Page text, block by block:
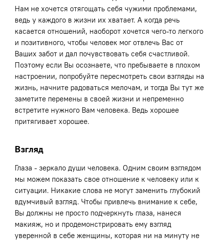
Нам не хочется отягощать себя чужими проблемами,
ведь у каждого в жизни их хватает. А когда речь
касается отношений, наоборот хочется чего-то легкого
и позитивного, чтобы человек мог отвлечь Вас от
Ваших забот и дал почувствовать себя счастливой.
Поэтому если Вы осознаете, что пребываете в плохом
настроении, попробуйте пересмотреть свои взгляды на
жизнь, начните радоваться мелочам, и тогда Вы тут же
заметите перемены в своей жизни и непременно
встретите нужного Вам человека. Ведь хорошее
притягивает хорошее.
Взгляд
Глаза - зеркало души человека. Одним своим взглядом
мы можем показать свое отношение к человеку или к
ситуации. Никакие слова не могут заменить глубокий
вдумчивый взгляд. Чтобы привлечь внимание к себе,
Вы должны не просто подчеркнуть глаза, нанеся
макияж, но и продемонстрировать ему взгляд
уверенной в себе женщины, которая ни на минуту не